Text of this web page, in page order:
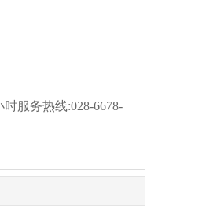
服务热线:028-6678-